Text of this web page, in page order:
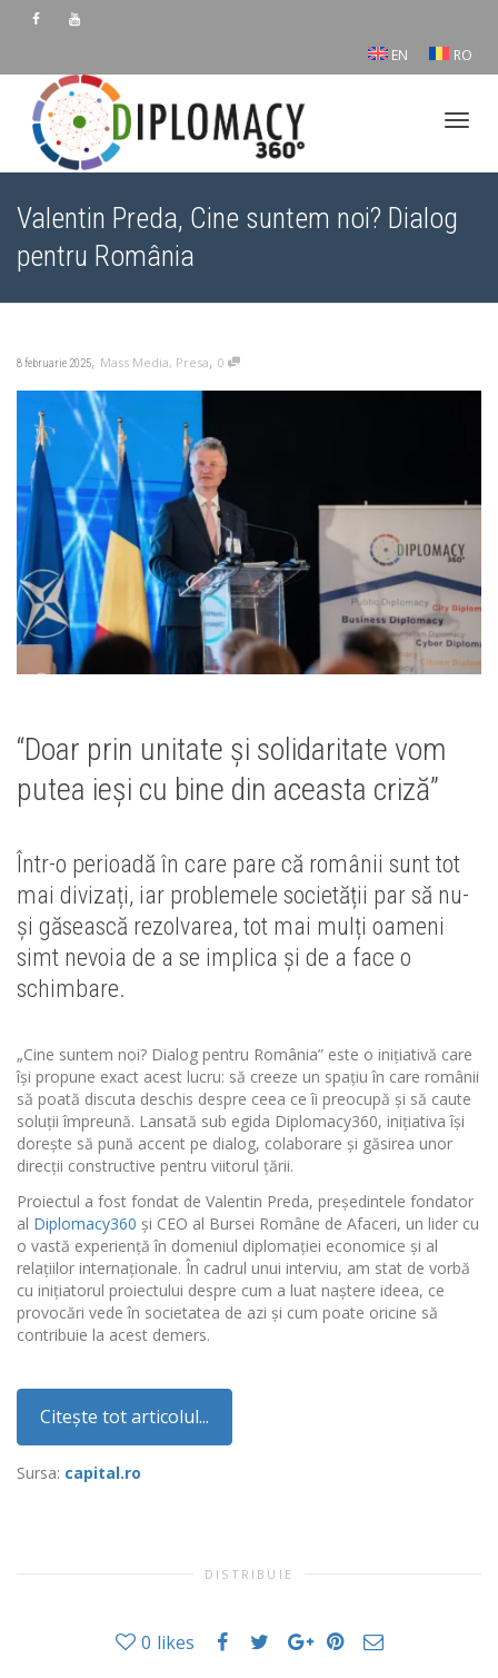
EN RO
Valentin Preda, Cine suntem noi? Dialog
pentru România
8 februarie 2025, Mass Media, Presa, 0
“Doar prin unitate și solidaritate vom
putea ieși cu bine din aceasta criză”
Într-o perioadă în care pare că românii sunt tot
mai divizați, iar problemele societății par să nu-
și găsească rezolvarea, tot mai mulți oameni
simt nevoia de a se implica și de a face o
schimbare.
„Cine suntem noi? Dialog pentru România” este o inițiativă care
își propune exact acest lucru: să creeze un spațiu în care românii
să poată discuta deschis despre ceea ce îi preocupă și să caute
soluții împreună. Lansată sub egida Diplomacy360, inițiativa își
dorește să pună accent pe dialog, colaborare și găsirea unor
direcții constructive pentru viitorul țării.
Proiectul a fost fondat de Valentin Preda, președintele fondator
al Diplomacy360 și CEO al Bursei Române de Afaceri, un lider cu
o vastă experiență în domeniul diplomației economice și al
relațiilor internaționale. În cadrul unui interviu, am stat de vorbă
cu inițiatorul proiectului despre cum a luat naștere ideea, ce
provocări vede în societatea de azi și cum poate oricine să
contribuie la acest demers.
Citește tot articolul...
Sursa: capital.ro
DISTRIBUIE
0 likes